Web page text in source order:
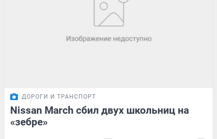
ДОРОГИ И ТРАНСПОРТ
Nissan March сбил двух школьниц на
«зебре»